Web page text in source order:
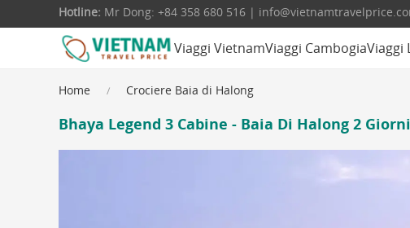
Hotline: Mr Dong: +84 358 680 516 |
Viaggi VietnamViaggi CambogiaViaggi
Home Crociere Baia di Halong
Bhaya Legend 3 Cabine - Baia Di Halong 2